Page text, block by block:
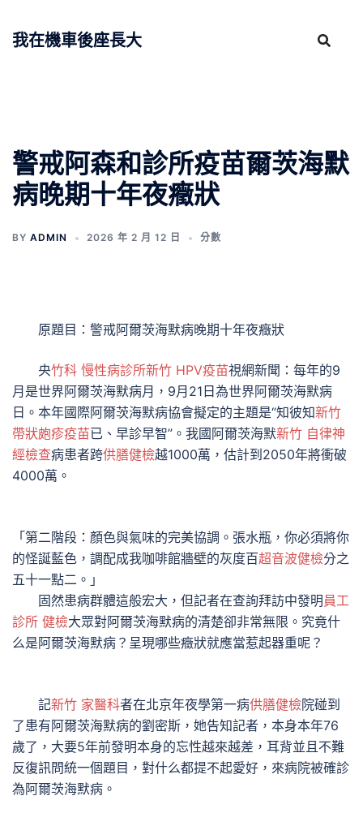
我在機車後座長大
警戒阿森和診所疫苗爾茨海默
病晚期十年夜癥狀
BY ADMIN 2026 年 2 月 12 日 分數
原題目：警戒阿爾茨海默病晚期十年夜癥狀
央竹科 慢性病診所新竹 HPV疫苗視網新聞：每年的9
月是世界阿爾茨海默病月，9月21日為世界阿爾茨海默病
日。本年國際阿爾茨海默病協會擬定的主題是“知彼知新竹
帶狀皰疹疫苗已、早診早智”。我國阿爾茨海默新竹 自律神
經檢查病患者跨供膳健檢越1000萬，估計到2050年將衝破
4000萬。
「第二階段：顏色與氣味的完美協調。張水瓶，你必須將你
的怪誕藍色，調配成我咖啡館牆壁的灰度百超音波健檢分之
五十一點二。」
固然患病群體這般宏大，但記者在查詢拜訪中發明 員工
診所 健檢大眾對阿爾茨海默病的清楚卻非常無限。究竟什
么是阿爾茨海默病？呈現哪些癥狀就應當惹起器重呢？
記新竹 家醫科者在北京年夜學第一病供膳健檢院碰到
了患有阿爾茨海默病的劉密斯，她告知記者，本身本年76
歲了，大要5年前發明本身的忘性越來越差，耳背並且不難
反復訊問統一個題目，對什么都提不起愛好，來病院被確診
為阿爾茨海默病。